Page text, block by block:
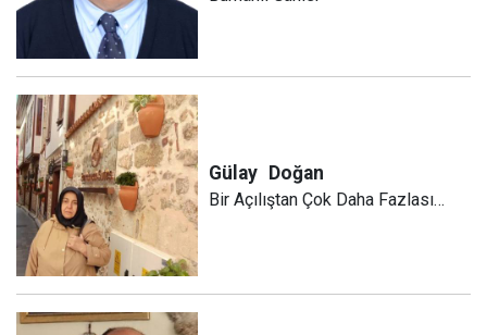
Gülay Doğan
Bir Açılıştan Çok Daha Fazlası…